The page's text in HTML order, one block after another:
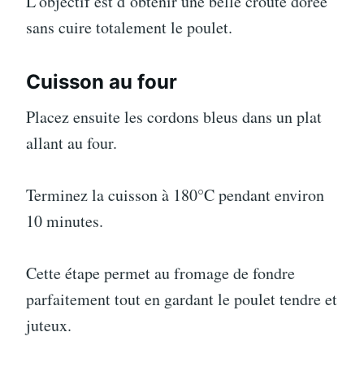
sans cuire totalement le poulet.
Cuisson au four
Placez ensuite les cordons bleus dans un plat
allant au four.
Terminez la cuisson à 180°C pendant environ
10 minutes.
Cette étape permet au fromage de fondre
parfaitement tout en gardant le poulet tendre et
juteux.